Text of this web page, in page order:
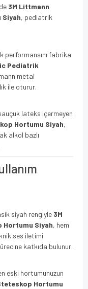
3M Littmann
, pediatrik
performansını fabrika
Pediatrik
metal
ile oturur.
lateks içermeyen
Hortumu Siyah,
alkol bazlı
siyah rengiyle 3M
Siyah, hem
ses iletimi
katkıda bulunur.
eski hortumunuzun
Hortumu